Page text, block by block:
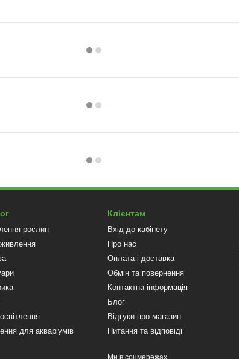
рослин
для акваріумів
Клієнтам
Вхід до кабінету
Про нас
Оплата і доставка
Обмін та повернення
Контактна інформація
Блог
Відгуки про магазин
Питання та відповіді
Ми в соцмережах